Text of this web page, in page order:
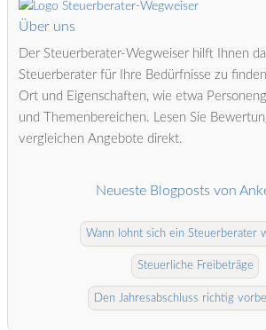
Über uns
Der Steuerberater-Wegweiser hilft Ihnen
Steuerberater für Ihre Bedürfnisse zu
Ort und Eigenschaften, wie etwa
und Themenbereichen. Lesen Sie
vergleichen Angebote direkt.
Neueste Blogposts von
Wann lohnt sich ein Steuerberater
Steuerliche Freibeträge
Den Jahresabschluss richtig